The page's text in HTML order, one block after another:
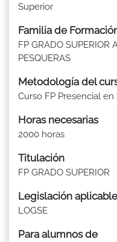
Superior
Familia de
FP GRADO SUPERIOR
PESQUERAS
Metodología del
Curso FP Presencial en
Horas necesarias
2000 horas
Titulación
FP GRADO SUPERIOR
Legislación aplicable
LOGSE
Para alumnos de